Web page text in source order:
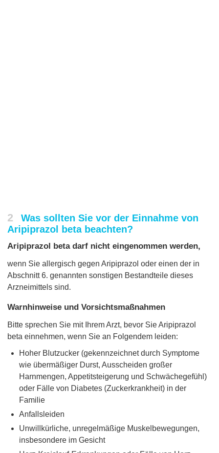
2
Was sollten Sie vor der Einnahme von
Aripiprazol beta beachten?
Aripiprazol beta darf nicht eingenommen werden,
wenn Sie allergisch gegen Aripiprazol oder einen der in
Abschnitt 6. genannten sonstigen Bestandteile dieses
Arzneimittels sind.
Warnhinweise und Vorsichtsmaßnahmen
Bitte sprechen Sie mit Ihrem Arzt, bevor Sie Aripiprazol
beta einnehmen, wenn Sie an Folgendem leiden:
Hoher Blutzucker (gekennzeichnet durch Symptome
wie übermäßiger Durst, Ausscheiden großer
Harnmengen, Appetitsteigerung und Schwächegefühl)
oder Fälle von Diabetes (Zuckerkrankheit) in der
Familie
Anfallsleiden
Unwillkürliche, unregelmäßige Muskelbewegungen,
insbesondere im Gesicht